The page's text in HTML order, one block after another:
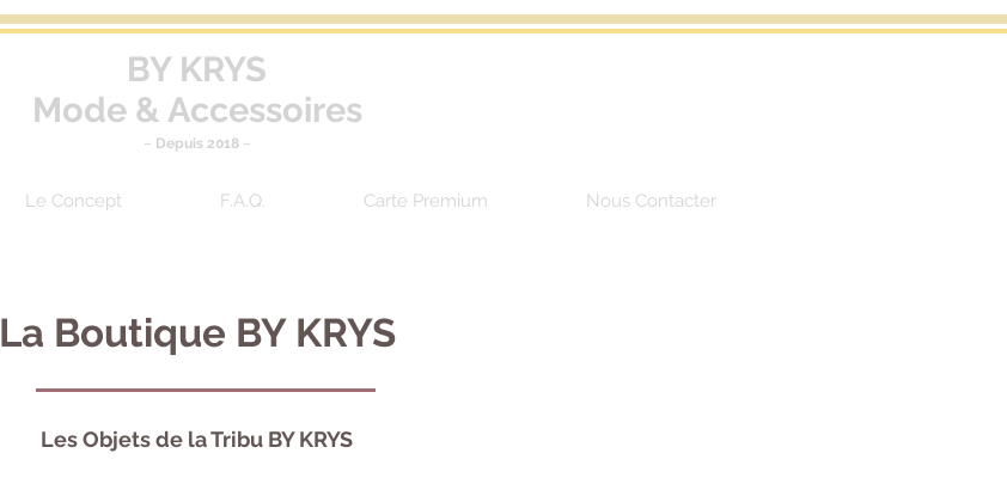
BY KRYS
Mode & Accessoires
~ Depuis 2018 ~
Le Concept F.A.Q. Carte Premium Nous Contacter
La Boutique BY KRYS
Les Objets de la Tribu BY KRYS